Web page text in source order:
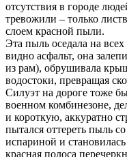
отсутствия в городе
тревожили – только
слоем красной пыли.
Эта пыль оседала на
видно асфальт, она
из рам), обрушивала
водостоки, превращая
Силуэт на дороге тоже
военном комбинезоне,
и короткую, аккуратно
пытался оттереть пыль
испариной и
красная полоса